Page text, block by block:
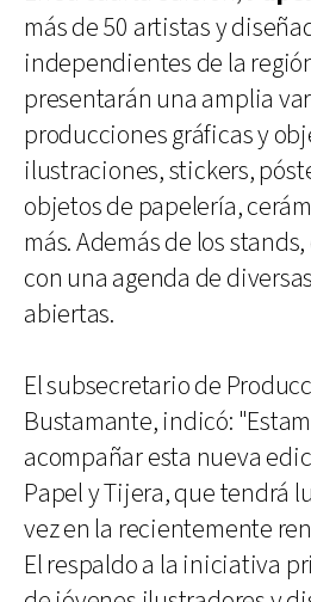
más de 50 artistas y
independientes de la
presentarán una amplia
producciones gráficas y
ilustraciones, stickers,
objetos de papelería,
más. Además de los
con una agenda de
abiertas.
El subsecretario de
Bustamante, indicó:
acompañar esta nueva
Papel y Tijera, que tendrá
vez en la recientemente
El respaldo a la iniciativa